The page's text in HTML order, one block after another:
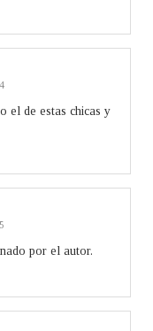
el de estas chicas y
por el autor.